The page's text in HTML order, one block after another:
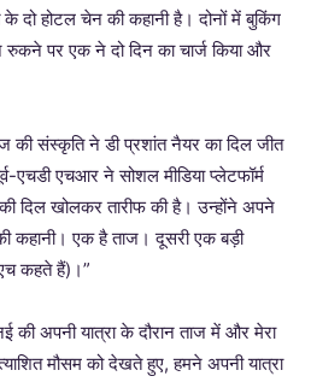
दो होटल चेन की कहानी है। दोनों में बुकिंग
रुकने पर एक ने दो दिन का चार्ज किया और
की संस्कृति ने डी प्रशांत नैयर का दिल जीत
एचडी एचआर ने सोशल मीडिया प्लेटफॉर्म
दिल खोलकर तारीफ की है। उन्होंने अपने
कहानी। एक है ताज। दूसरी एक बड़ी
कहते हैं)।”
की अपनी यात्रा के दौरान ताज में और मेरा
मौसम को देखते हुए, हमने अपनी यात्रा